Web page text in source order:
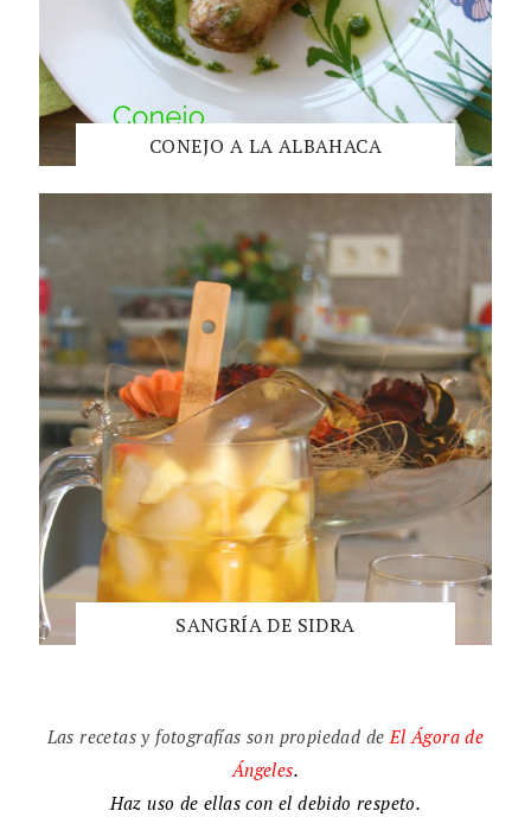
CONEJO A LA ALBAHACA
SANGRÍA DE SIDRA
Las recetas y fotografías son propiedad deElÁgora de
Ángeles.
Haz uso de ellas con el debido respeto.